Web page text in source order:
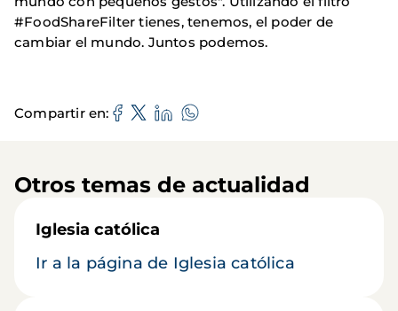
#FoodShareFilter tienes, tenemos, el poder de
cambiar el mundo. Juntos podemos.
Compartir en
Otros temas de actualidad
Iglesia católica
Ir a la página de Iglesia católica